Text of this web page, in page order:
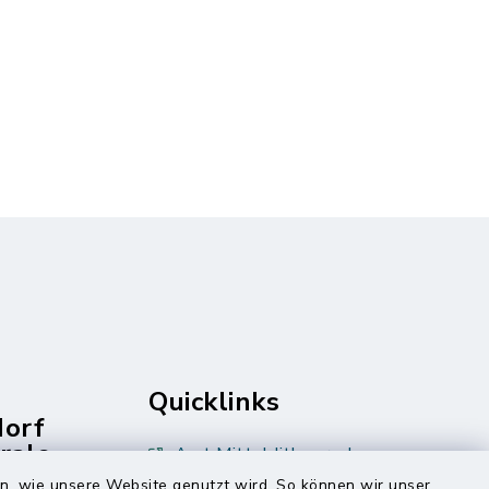
Quicklinks
Amt Mitteldithmarschen